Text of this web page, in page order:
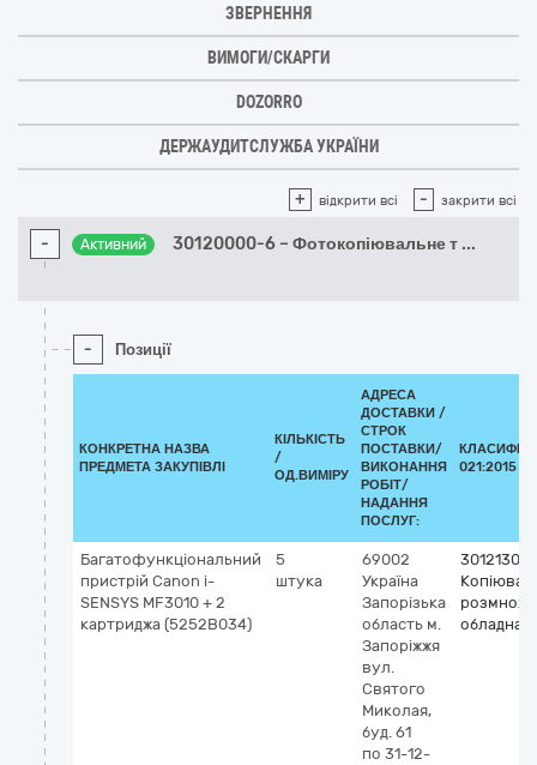
ЗВЕРНЕННЯ
ВИМОГИ/СКАРГИ
DOZORRO
ДЕРЖАУДИТСЛУЖБА УКРАЇНИ
+ відкрити всі - закрити всі
- Активний 30120000-6 – Фотокопіювальне т ...
- Позиції
КОНКРЕТНА НАЗВА
ПРЕДМЕТА ЗАКУПІВЛІ
КІЛЬКІСТЬ
/
ОД.ВИМІРУ
АДРЕСА
ДОСТАВКИ /
СТРОК
ПОСТАВКИ/
ВИКОНАННЯ
РОБІТ/
НАДАННЯ
ПОСЛУГ:
021:2015
Багатофункціональний
пристрій Canon i-
SENSYS MF3010 + 2
картриджа (5252В034)
5
штука
69002
Україна
Запорізька
область м.
Запоріжжя
вул.
Святого
Миколая,
буд. 61
по 31-12-